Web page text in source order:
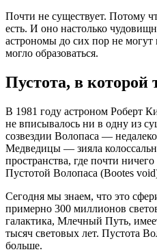
Почти не существует. Потому
есть. И оно настолько
астрономы до сих пор не
могло образоваться.
Пустота, в
В 1981 году астроном Роберт
не вписывалось ни в одну из
созвездии Волопаса —
Медведицы — зияла
пространства, где почти
Пустотой Волопаса (Bootes
Сегодня мы знаем, что это
примерно 300 миллионов
галактика, Млечный Путь,
тысяч световых лет. Пустота
больше.